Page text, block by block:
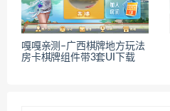
嘎嘎亲测–广西棋牌地方玩法
房卡棋牌组件带3套UI下载